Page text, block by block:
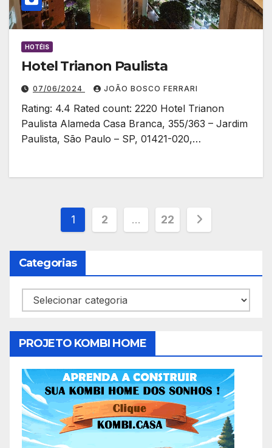
HOTÉIS
Hotel Trianon Paulista
07/06/2024 JOÃO BOSCO FERRARI
Rating: 4.4 Rated count: 2220 Hotel Trianon
Paulista Alameda Casa Branca, 355/363 – Jardim
Paulista, São Paulo – SP, 01421-020,…
Paginação
de
posts
1 2 … 22
Categorias
Categorias
PROJETO KOMBI HOME